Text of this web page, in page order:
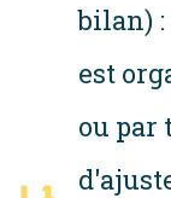
bilan)
est
ou par